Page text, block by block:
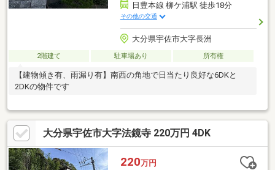
日豊本線 柳ケ浦駅 徒歩18分
その他の交通
大分県宇佐市大字長洲
2階建て 駐車場あり 所有権
【建物傾き有、雨漏り有】南西の角地で日当たり良好な6DKと
2DKの物件です
大分県宇佐市大字法鏡寺 220万円 4DK
220万円